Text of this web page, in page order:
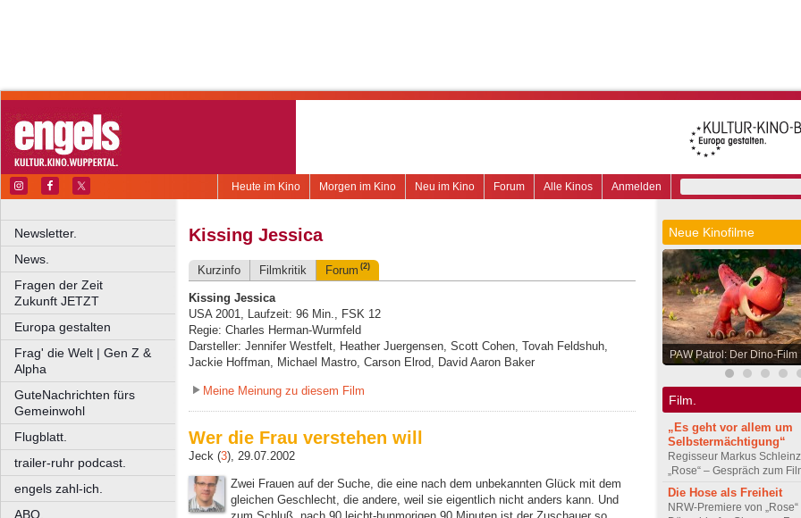
Anmelden
Alle Kinos
Forum
Neu im Kino
Morgen im Kino
Heute im Kino
Newsletter.
News.
Fragen der Zeit
Zukunft JETZT
Europa gestalten
Frag' die Welt | Gen Z &
Alpha
GuteNachrichten fürs
Gemeinwohl
Flugblatt.
trailer-ruhr podcast.
engels zahl-ich.
ABO.
Kissing Jessica
Kurzinfo Filmkritik Forum (2)
Kissing Jessica
USA 2001, Laufzeit: 96 Min., FSK 12
Regie: Charles Herman-Wurmfeld
Darsteller: Jennifer Westfelt, Heather Juergensen, Scott Cohen, Tovah Feldshuh,
Jackie Hoffman, Michael Mastro, Carson Elrod, David Aaron Baker
Meine Meinung zu diesem Film
Wer die Frau verstehen will
Jeck (3), 29.07.2002
Zwei Frauen auf der Suche, die eine nach dem unbekannten Glück mit dem
gleichen Geschlecht, die andere, weil sie eigentlich nicht anders kann. Und
Neue Kinofilme
PAW Patrol: Der Dino-Film
Film.
„Es geht vor allem um
Selbstermächtigung“
Regisseur Markus
„Rose“ – Gespräch zum
Die Hose als Freiheit
NRW-Premiere von „Rose“